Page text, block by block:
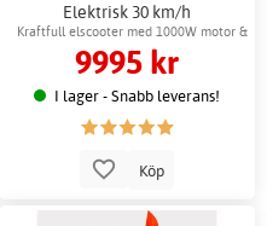
Elektrisk 30 km/h
Kraftfull elscooter med 1000W motor &
skivbromsar
9995 kr
I lager - Snabb leverans!
Köp